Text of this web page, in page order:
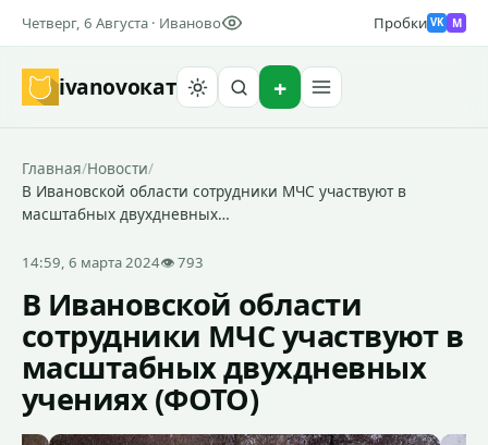
Четверг, 6 Августа · Иваново Пробки VK M
ivanovoкат
Главная/Новости/
В Ивановской области сотрудники МЧС участвуют в
масштабных двухдневных…
14:59, 6 марта 2024👁 793
В Ивановской области
сотрудники МЧС участвуют в
масштабных двухдневных
учениях (ФОТО)